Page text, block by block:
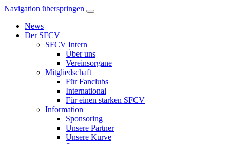
Navigation überspringen
News
Der SFCV
SFCV Intern
Über uns
Vereinsorgane
Mitgliedschaft
Für Fanclubs
International
Für einen starken SFCV
Information
Sponsoring
Unsere Partner
Unsere Kurve